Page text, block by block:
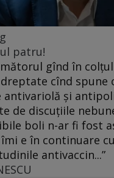
patru!
gînd în
dreptate cînd spune
antivariolă și
de discuțiile
boli n-ar fi fost
îmi e în continuare
antivaccin...”